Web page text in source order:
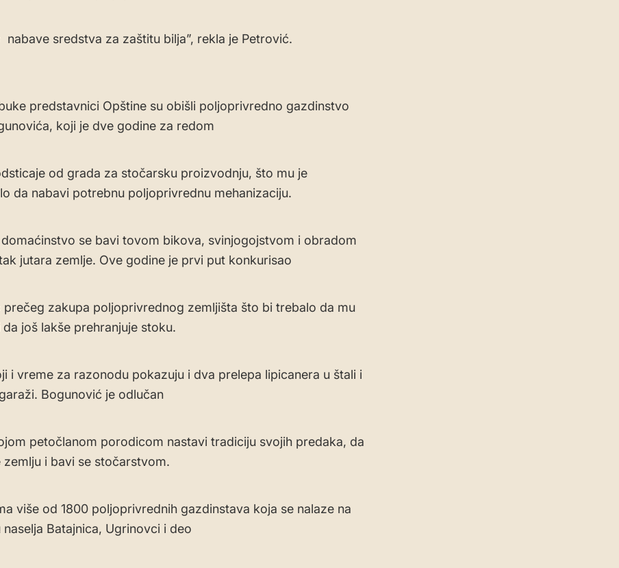
nabave sredstva za zaštitu bilja”, rekla je Petrović.
predstavnici Opštine su obišli poljoprivredno gazdinstvo
koji je dve godine za redom
od grada za stočarsku proizvodnju, što mu je
da nabavi potrebnu poljoprivrednu mehanizaciju.
se bavi tovom bikova, svinjogojstvom i obradom
jutara zemlje. Ove godine je prvi put konkurisao
prečeg zakupa poljoprivrednog zemljišta što bi trebalo da mu
još lakše prehranjuje stoku.
i vreme za razonodu pokazuju i dva prelepa lipicanera u štali i
Bogunović je odlučan
petočlanom porodicom nastavi tradiciju svojih predaka, da
zemlju i bavi se stočarstvom.
više od 1800 poljoprivrednih gazdinstava koja se nalaze na
Batajnica, Ugrinovci i deo